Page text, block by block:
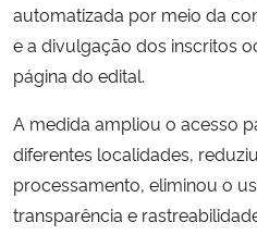
automatizada por meio da
e a divulgação dos inscritos
página do edital.
A medida ampliou o acesso
diferentes localidades,
processamento, eliminou o
transparência e